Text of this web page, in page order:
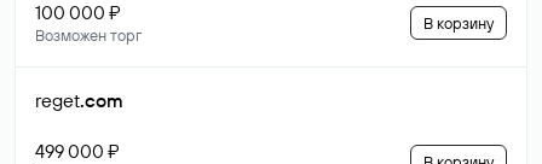
100 000 ₽
Возможен торг
В корзину
reget.com
499 000 ₽